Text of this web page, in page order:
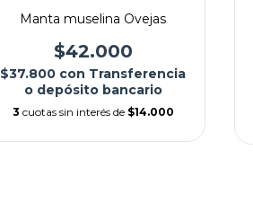
Manta muselina Ovejas
$42.000
$37.800 con Transferencia
o depósito bancario
3 cuotas sin interés de $14.000